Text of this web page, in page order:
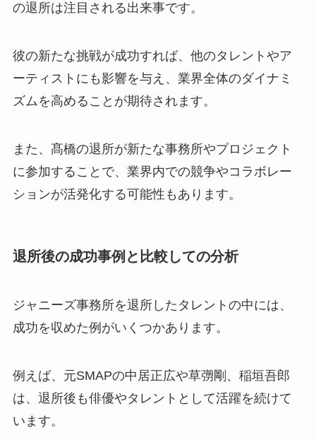
の退所は注目される出来事です。
彼の新たな挑戦が成功すれば、他のタレントやア
ーティストにも影響を与え、業界全体のダイナミ
ズムを高めることが期待されます。
また、髙橋の退所が新たな事務所やプロジェクト
に参加することで、業界内での競争やコラボレー
ションが活発化する可能性もあります。
退所後の成功事例と比較しての分析
ジャニーズ事務所を退所したタレントの中には、
成功を収めた例がいくつかあります。
例えば、元SMAPの中居正広や草彅剛、稲垣吾郎
は、退所後も俳優やタレントとして活躍を続けて
います。